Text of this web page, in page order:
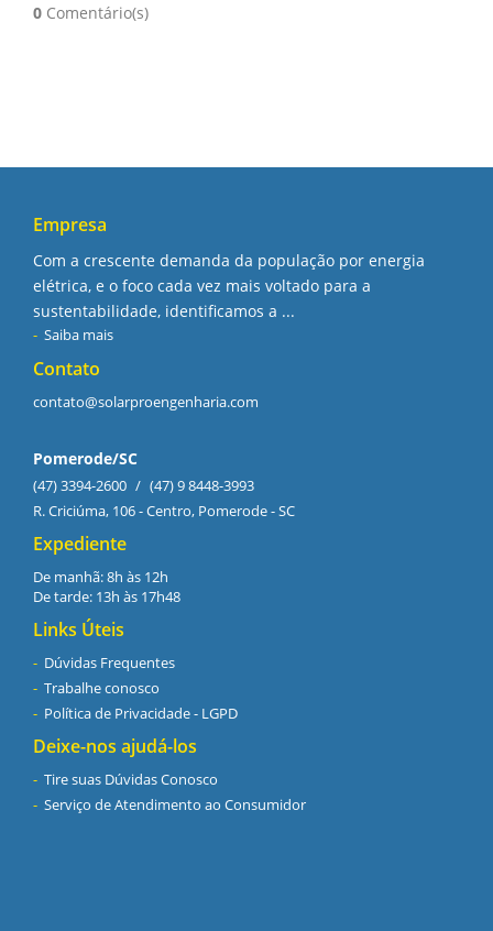
0 Comentário(s)
Empresa
Com a crescente demanda da população por energia
elétrica, e o foco cada vez mais voltado para a
sustentabilidade, identificamos a ...
Saiba mais
Contato
contato@solarproengenharia.com
Pomerode/SC
(47) 3394-2600 / (47) 9 8448-3993
R. Criciúma, 106 - Centro, Pomerode - SC
Expediente
De manhã: 8h às 12h
De tarde: 13h às 17h48
Links Úteis
Dúvidas Frequentes
Trabalhe conosco
Política de Privacidade - LGPD
Deixe-nos ajudá-los
Tire suas Dúvidas Conosco
Serviço de Atendimento ao Consumidor